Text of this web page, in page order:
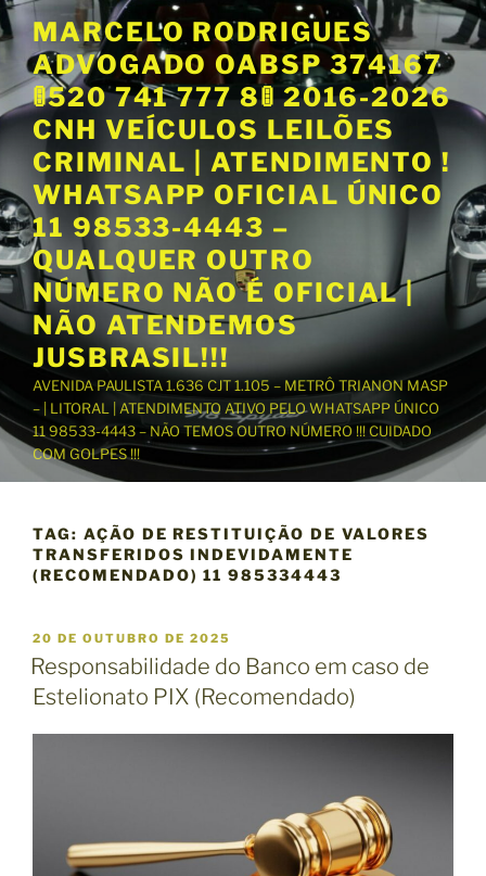
P
u
a
r
r
a
o
c
o
n
t
ú
d
MARCELO RODRIGUES
ADVOGADO OABSP 374167
🚦520 741 777 8🚦 2016-2026
CNH VEÍCULOS LEILÕES
CRIMINAL | ATENDIMENTO !
WHATSAPP OFICIAL ÚNICO
11 98533-4443 –
QUALQUER OUTRO
NÚMERO NÃO É OFICIAL |
NÃO ATENDEMOS
JUSBRASIL!!!
AVENIDA PAULISTA 1.636 CJT 1.105 – METRÔ TRIANON MASP
– | LITORAL | ATENDIMENTO ATIVO PELO WHATSAPP ÚNICO
11 98533-4443 – NÃO TEMOS OUTRO NÚMERO !!! CUIDADO
COM GOLPES !!!
TAG: AÇÃO DE RESTITUIÇÃO DE VALORES
TRANSFERIDOS INDEVIDAMENTE
(RECOMENDADO) 11 985334443
P
U
B
L
C
20 DE OUTUBRO DE 2025
Responsabilidade do Banco em caso de
Estelionato PIX (Recomendado)